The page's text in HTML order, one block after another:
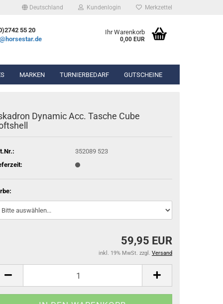
Deutschland Kundenlogin Merkzettel
55 20
Ihr Warenkorb
0,00 EUR
Chaps
Olivenkopfgebiss
Stall- & Transportgamaschen
Lammfell-Pads
Winderen Pads
MARKEN TURNIERBEDARF GUTSCHEINE
Dynamic Acc. Tasche Cube
352089 523
59,95 EUR
inkl. 19% MwSt. zzgl. Versand